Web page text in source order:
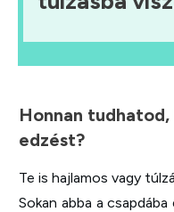
Honnan
edzést?
Te is hajlamos vagy
Sokan abba a